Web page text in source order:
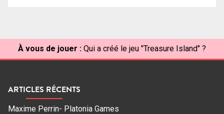
À vous de jouer : Qui a créé le jeu "Treasure Island" ?
ARTICLES RÉCENTS
Maxime Perrin- Platonia Games